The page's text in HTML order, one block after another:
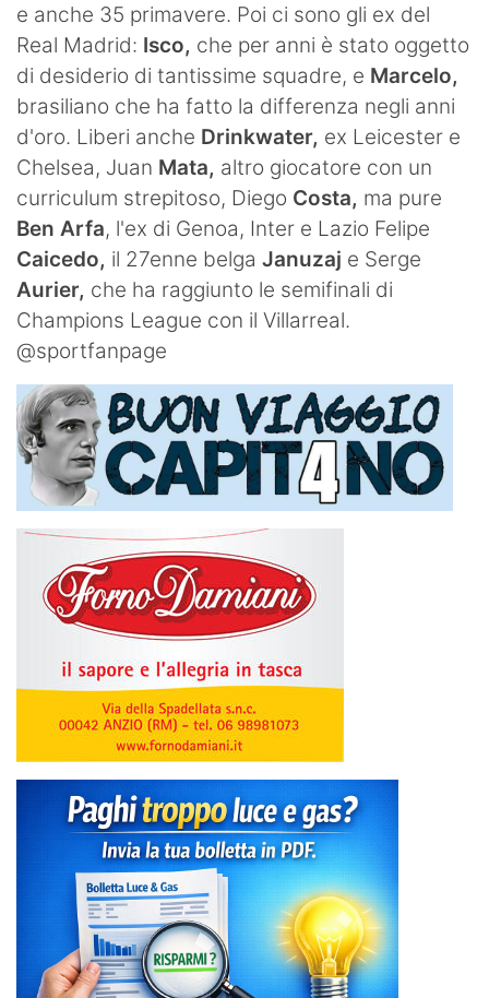
e anche 35 primavere. Poi ci sono gli ex del
Real Madrid: Isco, che per anni è stato oggetto
di desiderio di tantissime squadre, e Marcelo,
brasiliano che ha fatto la differenza negli anni
d'oro. Liberi anche Drinkwater, ex Leicester e
Chelsea, Juan Mata, altro giocatore con un
curriculum strepitoso, Diego Costa, ma pure
Ben Arfa, l'ex di Genoa, Inter e Lazio Felipe
Caicedo, il 27enne belga Januzaj e Serge
Aurier, che ha raggiunto le semifinali di
Champions League con il Villarreal.
@sportfanpage